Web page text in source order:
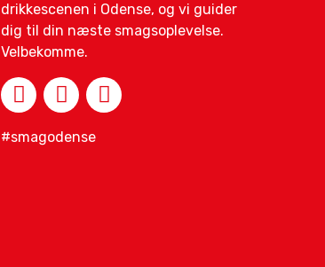
drikkescenen i Odense, og vi guider
dig til din næste smagsoplevelse.
Velbekomme.
#smagodense